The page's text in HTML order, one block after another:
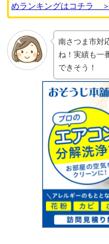
めランキングはコチラ
南さつま市対
ね！実績も一
できそう！